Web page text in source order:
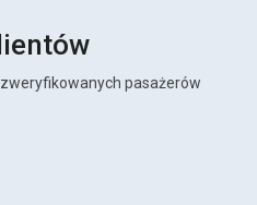
pasażerów